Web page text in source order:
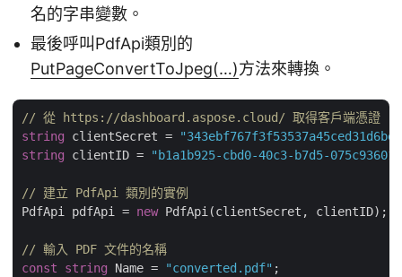
名的字串變數。
最後呼叫PdfApi類別的
PutPageConvertToJpeg(…)方法來轉換。
// 從 https://dashboard.aspose.cloud/ 取得客戶端憑證
string clientSecret =
string clientID = "b1a1b925-cbd0-40c3-b7d5-
// 建立 PdfApi 類別的實例
PdfApi pdfApi = new PdfApi(clientSecret, clientID);
// 輸入 PDF 文件的名稱
const
string Name = "converted.pdf" ;